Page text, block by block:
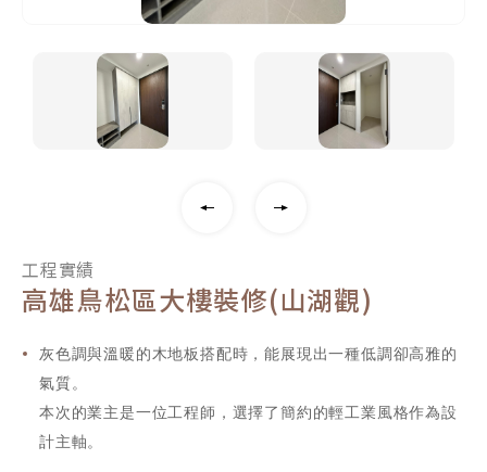
工程實績
高雄鳥松區大樓裝修(山湖觀)
灰色調與溫暖的木地板搭配時，能展現出一種低調卻高雅的
氣質。
本次的業主是一位工程師，選擇了簡約的輕工業風格作為設
計主軸。